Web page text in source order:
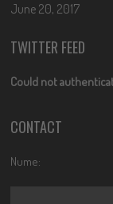
June 20, 2017
TWITTER FEED
Could not
CONTACT
Nume: